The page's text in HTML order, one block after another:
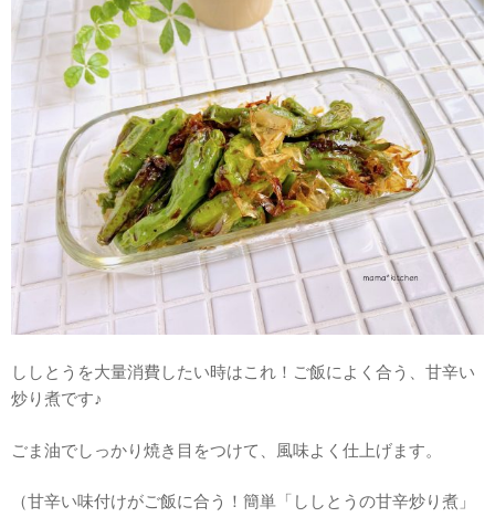
ししとうを大量消費したい時はこれ！ご飯によく合う、甘辛い
炒り煮です♪
ごま油でしっかり焼き目をつけて、風味よく仕上げます。
（甘辛い味付けがご飯に合う！簡単「ししとうの甘辛炒り煮」